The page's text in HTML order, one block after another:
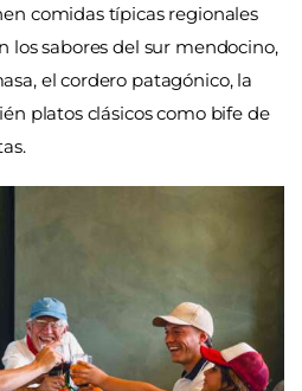
comidas típicas regionales
los sabores del sur mendocino,
el cordero patagónico, la
platos clásicos como bife de